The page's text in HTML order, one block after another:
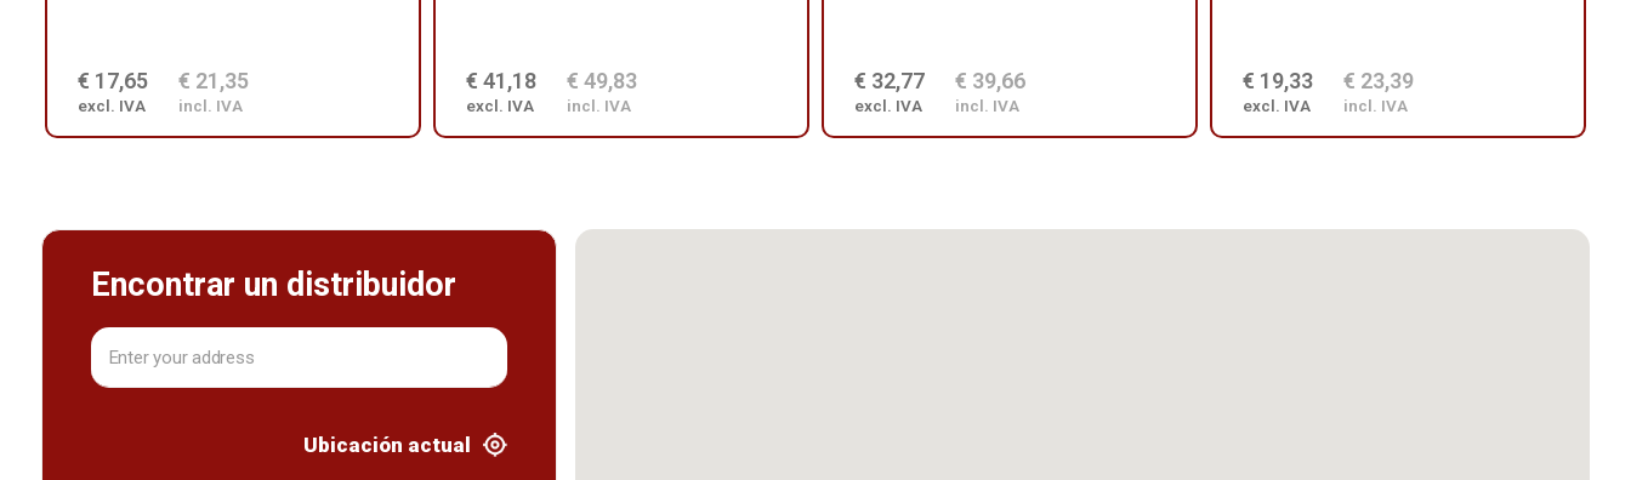
€ 17,65
excl. IVA
€ 21,35
incl. IVA
€ 41,18
excl. IVA
€ 49,83
incl. IVA
€ 32,77
excl. IVA
€ 39,66
incl. IVA
€ 19,33
excl. IVA
€ 23,39
incl. IVA
Encontrar un distribuidor
Ubicación actual